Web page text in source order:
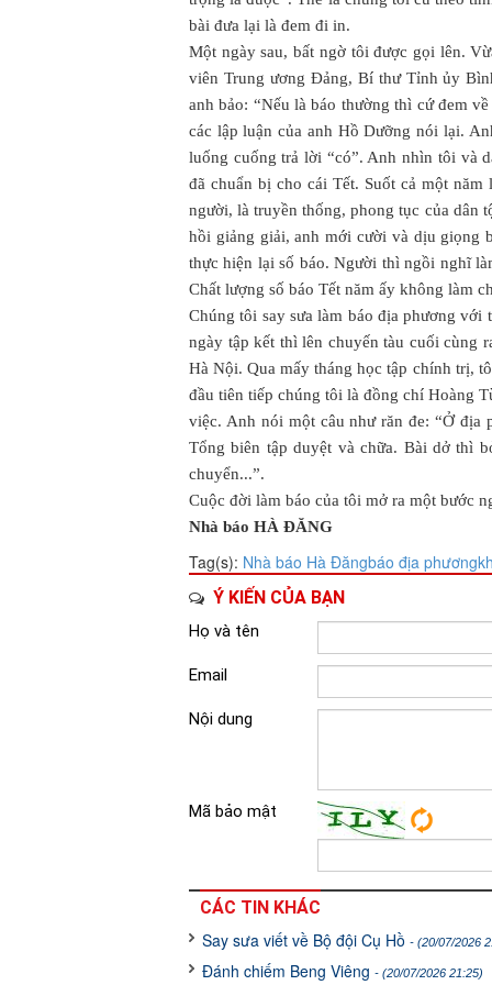
bài đưa lại là đem đi in.
Một ngày sau, bất ngờ tôi được gọi lên.
viên Trung ương Đảng, Bí thư Tỉnh ủy
anh bảo: “Nếu là báo thường thì cứ đem
các lập luận của anh Hồ Dưỡng nói lại.
luống cuống trả lời “có”. Anh nhìn tôi và
đã chuẩn bị cho cái Tết. Suốt cả một
người, là truyền thống, phong tục của dân
hồi giảng giải, anh mới cười và dịu giọng
thực hiện lại số báo. Người thì ngồi nghĩ
Chất lượng số báo Tết năm ấy không làm
Chúng tôi say sưa làm báo địa phương
ngày tập kết thì lên chuyến tàu cuối cùng
Hà Nội. Qua mấy tháng học tập chính trị,
đầu tiên tiếp chúng tôi là đồng chí Hoàng
việc. Anh nói một câu như răn đe: “Ở
Tổng biên tập duyệt và chữa. Bài dở thì
chuyển...”.
Cuộc đời làm báo của tôi mở ra một bước
Nhà báo HÀ ĐĂNG
Tag(s): Nhà báo Hà Đăngbáo địa phương
Ý KIẾN CỦA BẠN
Họ và tên
Email
Nội dung
Mã bảo mật
CÁC TIN KHÁC
Say sưa viết về Bộ đội Cụ Hồ - (20/07/2026
Đánh chiếm Beng Viêng - (20/07/2026 21:25)